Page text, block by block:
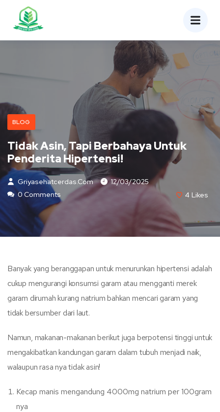
BLOG
Tidak Asin, Tapi Berbahaya Untuk
Penderita Hipertensi!
Griyasehatcerdas.com
12/03/2025
0 Comments
4 Likes
Banyak yang beranggapan untuk menurunkan hipertensi adalah
cukup mengurangi konsumsi garam atau mengganti merek
garam dirumah kurang natrium bahkan mencari garam yang
tidak bersumber dari laut.
Namun, makanan-makanan berikut juga berpotensi tinggi untuk
mengakibatkan kandungan garam dalam tubuh menjadi naik,
walaupun rasa nya tidak asin!
Kecap manis mengandung 4000mg natrium per 100gram
nya